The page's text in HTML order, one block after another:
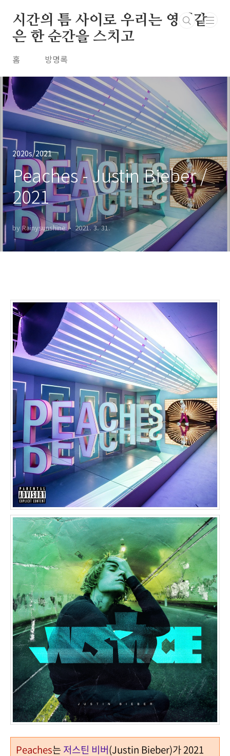
시간의 틈 사이로 우리는 영원같
은 한 순간을 스치고
홈 방명록
2020s/2021
Peaches - Justin Bieber /
2021
by Rainysunshine 2021. 3. 31.
Peaches는 저스틴 비버(Justin Bieber)가 2021